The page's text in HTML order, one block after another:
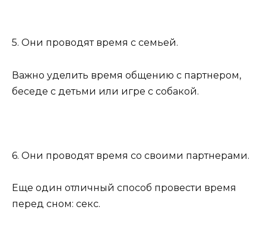
5. Они проводят время с семьей.
Важно уделить время общению с партнером,
беседе с детьми или игре с собакой.
6. Они проводят время со своими партнерами.
Еще один отличный способ провести время
перед сном: секс.